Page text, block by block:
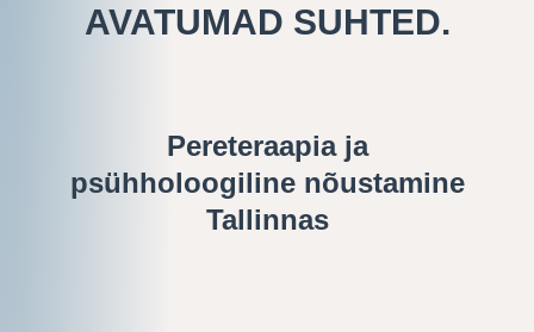
AVATUMAD SUHTED.
Pereteraapia ja
psühholoogiline nõustamine
Tallinnas